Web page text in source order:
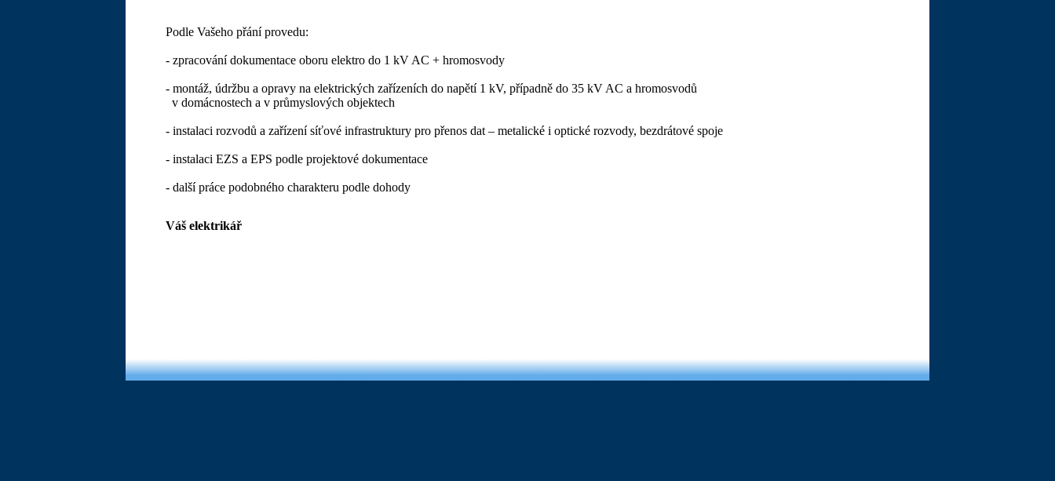
Podle Vašeho přání provedu:
- zpracování dokumentace oboru elektro do 1 kV AC + hromosvody
- montáž, údržbu a opravy na elektrických zařízeních do napětí 1 kV, případně do 35 kV AC a hromosvodů
v domácnostech a v průmyslových objektech
- instalaci rozvodů a zařízení síťové infrastruktury pro přenos dat – metalické i optické rozvody, bezdrátové spoje
- instalaci EZS a EPS podle projektové dokumentace
- další práce podobného charakteru podle dohody
Váš elektrikář